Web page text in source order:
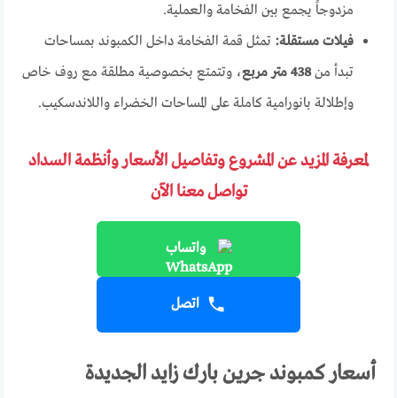
مزدوجاً يجمع بين الفخامة والعملية.
فيلات مستقلة: تمثل قمة الفخامة داخل الكمبوند بمساحات
تبدأ من438 متر مربع
، وتتمتع بخصوصية مطلقة مع روف خاص
وإطلالة بانورامية كاملة على المساحات الخضراء واللاندسكيب.
لمعرفة المزيد عن المشروع وتفاصيل الأسعار وأنظمة السداد
تواصل معنا الآن
واتساب
اتصل
أسعار كمبوند جرين بارك زايد الجديدة